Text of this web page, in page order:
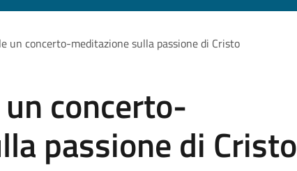
un concerto-meditazione sulla passione di Cristo
concerto-
passione di Cristo